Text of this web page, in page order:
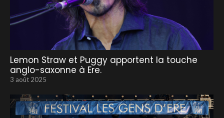
Lemon Straw et Puggy apportent la touche
anglo-saxonne à Ere.
3 août 2025